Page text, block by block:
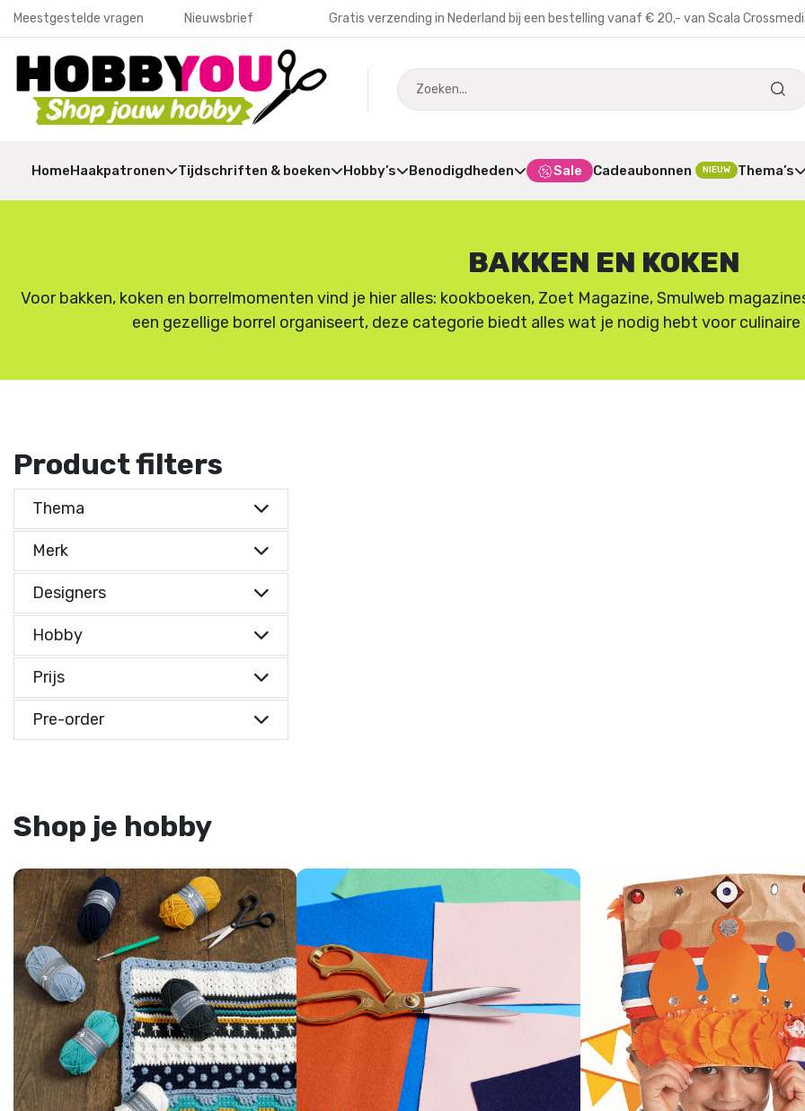
Meestgestelde vragen Nieuwsbrief Gratis verzending in Nederland bij een bestelling vanaf € 20,- van Scala
HomeHaakpatronen Tijdschriften & boeken Hobby’s Benodigdheden Sale Cadeaubonnen NIEUW Thema’s
BAKKEN EN KOKEN
Voor bakken, koken en borrelmomenten vind je hier alles: kookboeken, Zoet Magazine, Smulweb
een gezellige borrel organiseert, deze categorie biedt alles wat je nodig hebt voor
Product filters
Thema
Merk
Designers
Hobby
Prijs
Prijs indicatie
Pre-order
Shop je hobby